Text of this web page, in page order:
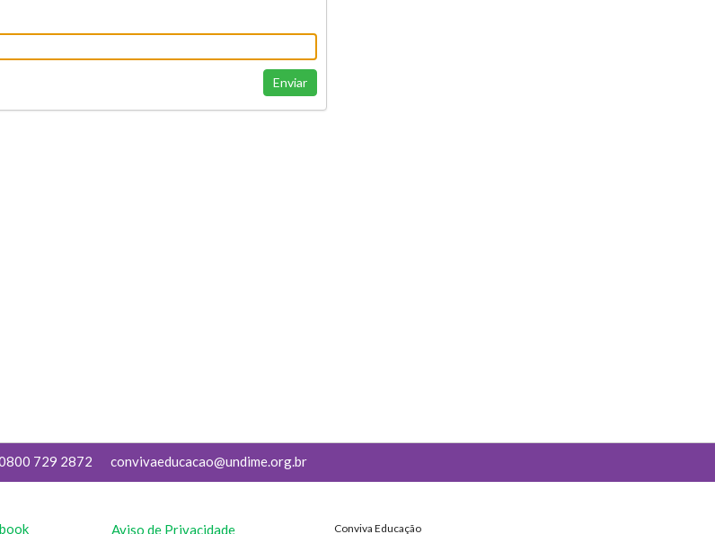
729 2872 convivaeducacao@undime.org.br
Aviso de Privacidade Conviva Educação